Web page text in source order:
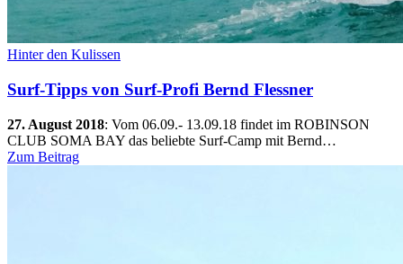
Hinter den Kulissen
Surf-Tipps von Surf-Profi Bernd Flessner
27. August 2018: Vom 06.09.- 13.09.18 findet im ROBINSON
CLUB SOMA BAY das beliebte Surf-Camp mit Bernd…
Zum Beitrag